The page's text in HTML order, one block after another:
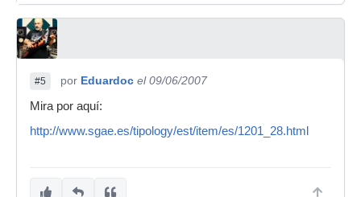
#5 por Eduardoc el 09/06/2007
Mira por aquí:
http://www.sgae.es/tipology/est/item/es/1201_28.html